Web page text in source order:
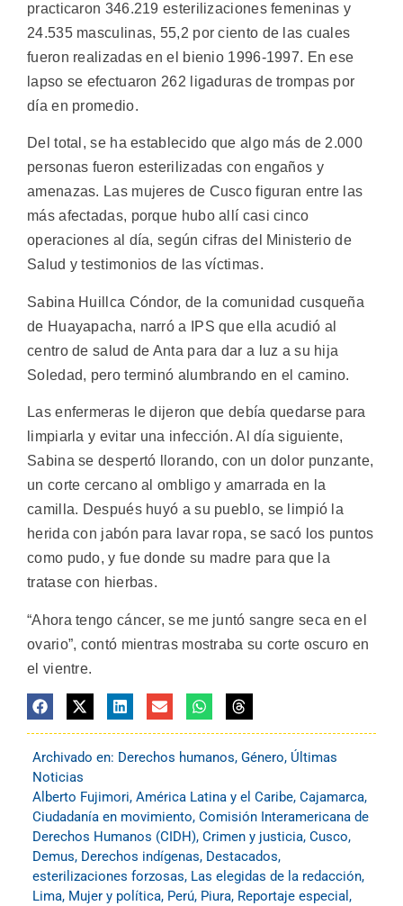
practicaron 346.219 esterilizaciones femeninas y
24.535 masculinas, 55,2 por ciento de las cuales
fueron realizadas en el bienio 1996-1997. En ese
lapso se efectuaron 262 ligaduras de trompas por
día en promedio.
Del total, se ha establecido que algo más de 2.000
personas fueron esterilizadas con engaños y
amenazas. Las mujeres de Cusco figuran entre las
más afectadas, porque hubo allí casi cinco
operaciones al día, según cifras del Ministerio de
Salud y testimonios de las víctimas.
Sabina Huillca Cóndor, de la comunidad cusqueña
de Huayapacha, narró a IPS que ella acudió al
centro de salud de Anta para dar a luz a su hija
Soledad, pero terminó alumbrando en el camino.
Las enfermeras le dijeron que debía quedarse para
limpiarla y evitar una infección. Al día siguiente,
Sabina se despertó llorando, con un dolor punzante,
un corte cercano al ombligo y amarrada en la
camilla. Después huyó a su pueblo, se limpió la
herida con jabón para lavar ropa, se sacó los puntos
como pudo, y fue donde su madre para que la
tratase con hierbas.
“Ahora tengo cáncer, se me juntó sangre seca en el
ovario”, contó mientras mostraba su corte oscuro en
el vientre.
Archivado en: Derechos humanos, Género, Últimas
Noticias
Alberto Fujimori, América Latina y el Caribe, Cajamarca,
Ciudadanía en movimiento, Comisión Interamericana de
Derechos Humanos (CIDH), Crimen y justicia, Cusco,
Demus, Derechos indígenas, Destacados,
esterilizaciones forzosas, Las elegidas de la redacción,
Lima, Mujer y política, Perú, Piura, Reportaje especial ,